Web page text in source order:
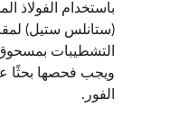
باستخدام الفولاذ
(ستانلس ستيل)
التشطيبات بمسحوق
ويجب فحصها بحثًا
الفور.